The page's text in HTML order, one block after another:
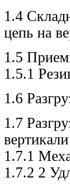
1.4
цепь на
1.5
1.5.1
1.6
1.7
1.7.1
1.7.2 2